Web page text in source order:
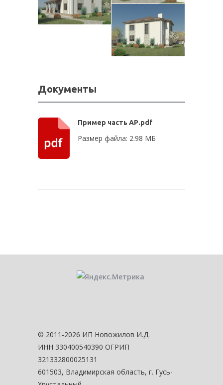
Документы
Пример часть АР.pdf
Размер файла: 2.98 МБ
© 2011-2026 ИП Новожилов И.Д.
ИНН 330400540390 ОГРИП
321332800025131
601503, Владимирская область, г. Гусь-